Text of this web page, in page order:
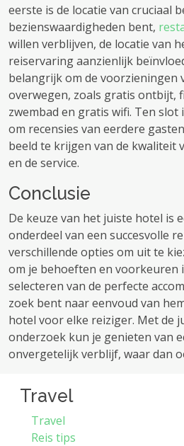
eerste is de locatie van cruciaal
bezienswaardigheden bent,
willen verblijven, de locatie van
reiservaring aanzienlijk
belangrijk om de voorzieningen
overwegen, zoals gratis ontbijt,
zwembad en gratis wifi. Ten
om recensies van eerdere
beeld te krijgen van de kwaliteit
en de service.
Conclusie
De keuze van het juiste hotel is
onderdeel van een succesvolle
verschillende opties om uit te
om je behoeften en voorkeuren
selecteren van de perfecte
zoek bent naar eenvoud van
hotel voor elke reiziger. Met de
onderzoek kun je genieten van
onvergetelijk verblijf, waar dan
Travel
Travel
Reis tips